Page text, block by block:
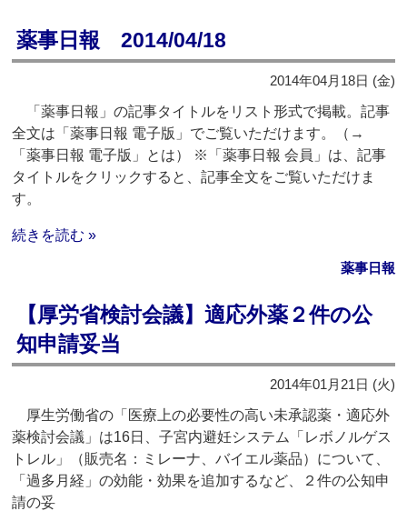
薬事日報 2014/04/18
2014年04月18日 (金)
「薬事日報」の記事タイトルをリスト形式で掲載。記事
全文は「薬事日報 電子版」でご覧いただけます。（→
「薬事日報 電子版」とは） ※「薬事日報 会員」は、記事
タイトルをクリックすると、記事全文をご覧いただけま
す。
続きを読む »
薬事日報
【厚労省検討会議】適応外薬２件の公
知申請妥当
2014年01月21日 (火)
厚生労働省の「医療上の必要性の高い未承認薬・適応外
薬検討会議」は16日、子宮内避妊システム「レボノルゲス
トレル」（販売名：ミレーナ、バイエル薬品）について、
「過多月経」の効能・効果を追加するなど、２件の公知申
請の妥